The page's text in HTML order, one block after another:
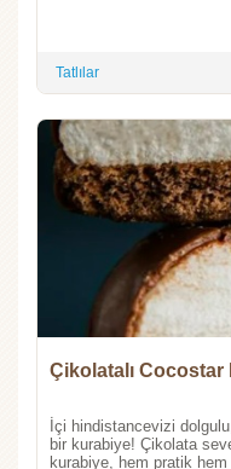
Tatlılar
Çikolatalı
İçi hindistancevizi
bir kurabiye! Çikolata
kurabiye, hem pratik hem